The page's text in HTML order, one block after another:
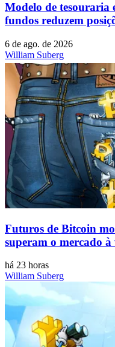
Modelo de tesouraria
fundos reduzem
6 de ago. de 2026
William Suberg
Futuros de Bitcoin
superam o mercado à
há 23 horas
William Suberg